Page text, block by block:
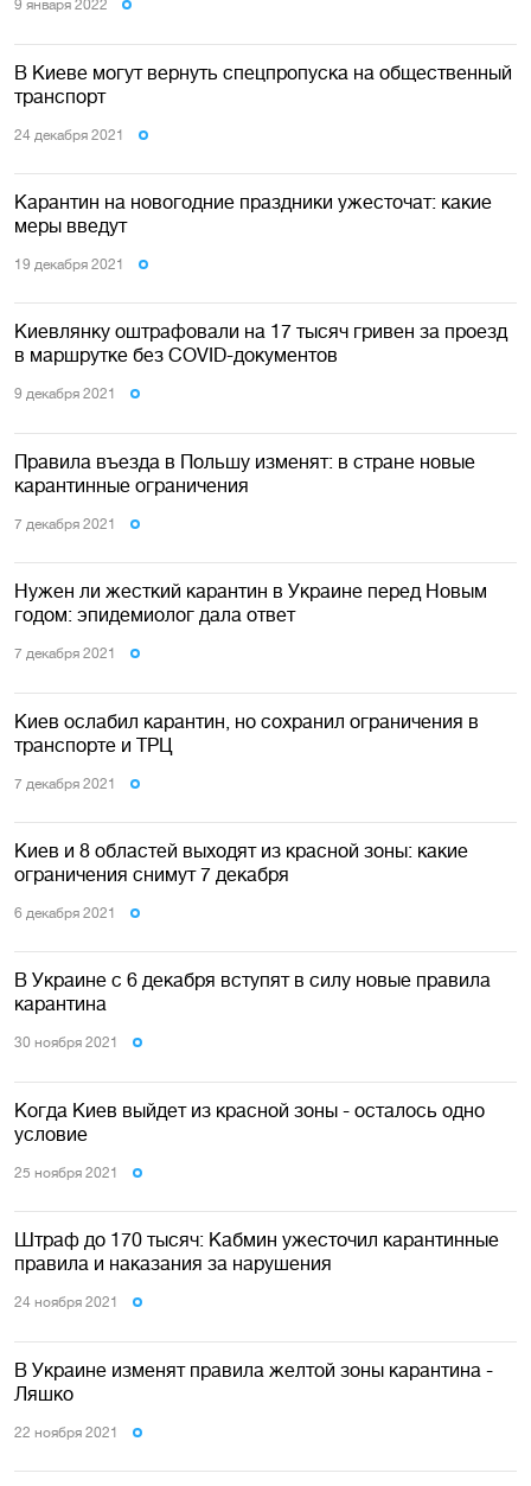
9 января 2022
В Киеве могут вернуть спецпропуска на общественный
транспорт
24 декабря 2021
Карантин на новогодние праздники ужесточат: какие
меры введут
19 декабря 2021
Киевлянку оштрафовали на 17 тысяч гривен за проезд
в маршрутке без COVID-документов
9 декабря 2021
Правила въезда в Польшу изменят: в стране новые
карантинные ограничения
7 декабря 2021
Нужен ли жесткий карантин в Украине перед Новым
годом: эпидемиолог дала ответ
7 декабря 2021
Киев ослабил карантин, но сохранил ограничения в
транспорте и ТРЦ
7 декабря 2021
Киев и 8 областей выходят из красной зоны: какие
ограничения снимут 7 декабря
6 декабря 2021
В Украине с 6 декабря вступят в силу новые правила
карантина
30 ноября 2021
Когда Киев выйдет из красной зоны - осталось одно
условие
25 ноября 2021
Штраф до 170 тысяч: Кабмин ужесточил карантинные
правила и наказания за нарушения
24 ноября 2021
В Украине изменят правила желтой зоны карантина -
Ляшко
22 ноября 2021